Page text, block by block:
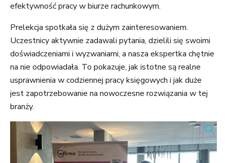
efektywność pracy w biurze rachunkowym.
Prelekcja spotkała się z dużym zainteresowaniem.
Uczestnicy aktywnie zadawali pytania, dzielili się swoimi
doświadczeniami i wyzwaniami, a nasza ekspertka chętnie
na nie odpowiadała. To pokazuje, jak istotne są realne
usprawnienia w codziennej pracy księgowych i jak duże
jest zapotrzebowanie na nowoczesne rozwiązania w tej
branży.